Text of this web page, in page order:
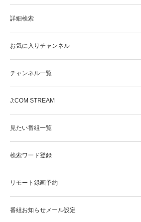
詳細検索
お気に入りチャンネル
チャンネル一覧
J:COM STREAM
見たい番組一覧
検索ワード登録
リモート録画予約
番組お知らせメール設定